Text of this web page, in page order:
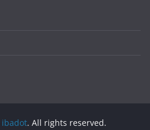
ibadot. All rights reserved.